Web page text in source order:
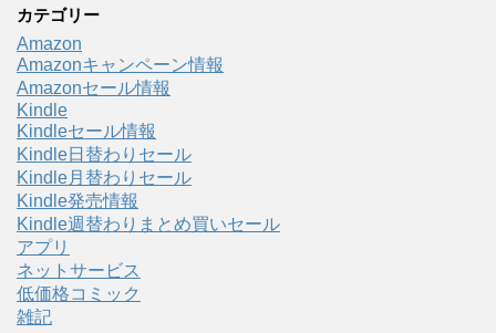
カテゴリー
Amazon
Amazonキャンペーン情報
Amazonセール情報
Kindle
Kindleセール情報
Kindle日替わりセール
Kindle月替わりセール
Kindle発売情報
Kindle週替わりまとめ買いセール
アプリ
ネットサービス
低価格コミック
雑記